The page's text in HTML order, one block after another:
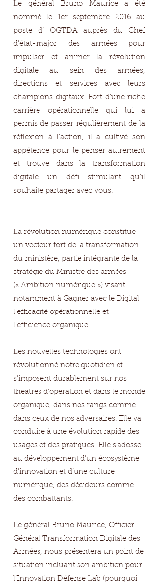
Le général Bruno Maurice a été
nommé le 1er septembre 2016 au
poste d’ OGTDA auprès du Chef
d’état-major des armées pour
impulser et animer la révolution
digitale au sein des armées,
directions et services avec leurs
champions digitaux. Fort d’une riche
carrière opérationnelle qui lui a
permis de passer régulièrement de la
réflexion à l’action, il a cultivé son
appétence pour le penser autrement
et trouve dans la transformation
digitale un défi stimulant qu’il
souhaite partager avec vous.
La révolution numérique constitue
un vecteur fort de la transformation
du ministère, partie intégrante de la
stratégie du Ministre des armées
(« Ambition numérique ») visant
notamment à Gagner avec le Digital
l’efficacité opérationnelle et
l’efficience organique…
Les nouvelles technologies ont
révolutionné notre quotidien et
s’imposent durablement sur nos
théâtres d’opération et dans le monde
organique, dans nos rangs comme
dans ceux de nos adversaires. Elle va
conduire à une évolution rapide des
usages et des pratiques. Elle s’adosse
au développement d’un écosystème
d’innovation et d’une culture
numérique, des décideurs comme
des combattants.
Le général Bruno Maurice, Officier
Général Transformation Digitale des
Armées, nous présentera un point de
situation incluant son ambition pour
l’Innovation Défense Lab (pourquoi